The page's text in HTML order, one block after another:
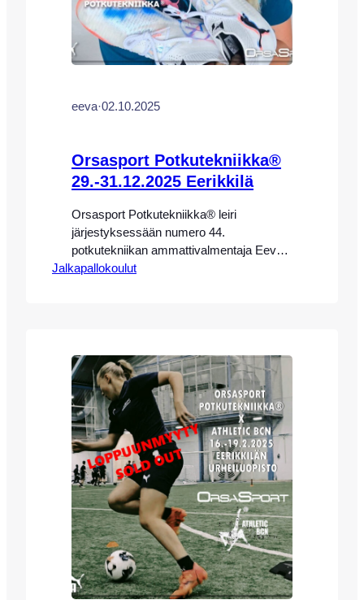
eeva·02.10.2025
Orsasport Potkutekniikka®
29.-31.12.2025 Eerikkilä
Orsasport Potkutekniikka® leiri
järjestyksessään numero 44.
potkutekniikan ammattivalmentaja Eeva-
Maria Saaren johdolla Eerikkilän
arttu.ketola@eerikkila.fi SEURAAVA
EERIKKILÄN LEIRI 16.-19.2.2026
YHTEISTYÖSSÄ ATHLETIC
BARCELONAN KANSSA, TULOSSA
MYYNTIIN PIAN! Leirimme keskittyy
täysin potkutekniikoiden harjoitteluun, ja
pelissä/kentällä käytettäviin erilaisiin
laukaus-. ja syöttötekniikoihin.
Leirillemme ovat tervetulleita kaikki
vuosina 10-16 syntyneet poika- ja…
Jalkapallokoulut